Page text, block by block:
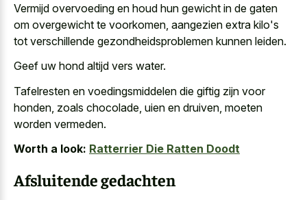
Vermijd overvoeding en houd hun gewicht in de gaten
om overgewicht te voorkomen, aangezien extra kilo's
tot verschillende gezondheidsproblemen kunnen leiden.
Geef uw hond altijd vers water.
Tafelresten en voedingsmiddelen die giftig zijn voor
honden, zoals chocolade, uien en druiven, moeten
worden vermeden.
Worth a look: Ratterrier Die Ratten Doodt
Afsluitende gedachten